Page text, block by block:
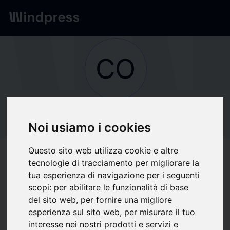
Noi usiamo i cookies
Questo sito web utilizza cookie e altre
tecnologie di tracciamento per migliorare la
tua esperienza di navigazione per i seguenti
scopi: per abilitare le funzionalità di base
del sito web, per fornire una migliore
esperienza sul sito web, per misurare il tuo
interesse nei nostri prodotti e servizi e
Red Empresas
CO
CONTACT EMPLOI
favorite Seguir actualizaciones
Sobre qué escribimos
EconomíaEconomía internacional FinanzasLegislación/Derecho